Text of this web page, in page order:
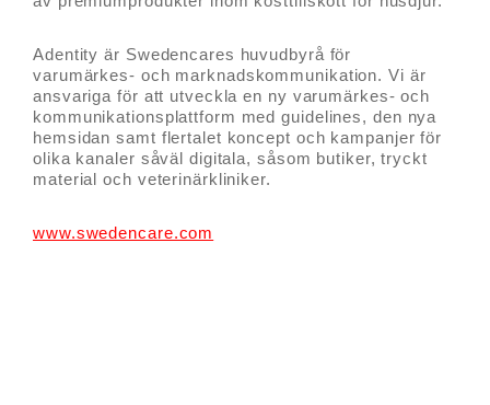
Adentity är Swedencares huvudbyrå för
varumärkes- och marknadskommunikation. Vi är
ansvariga för att utveckla en ny varumärkes- och
kommunikationsplattform med guidelines, den nya
hemsidan samt flertalet koncept och kampanjer för
olika kanaler såväl digitala, såsom butiker, tryckt
material och veterinärkliniker.
www.swedencare.com